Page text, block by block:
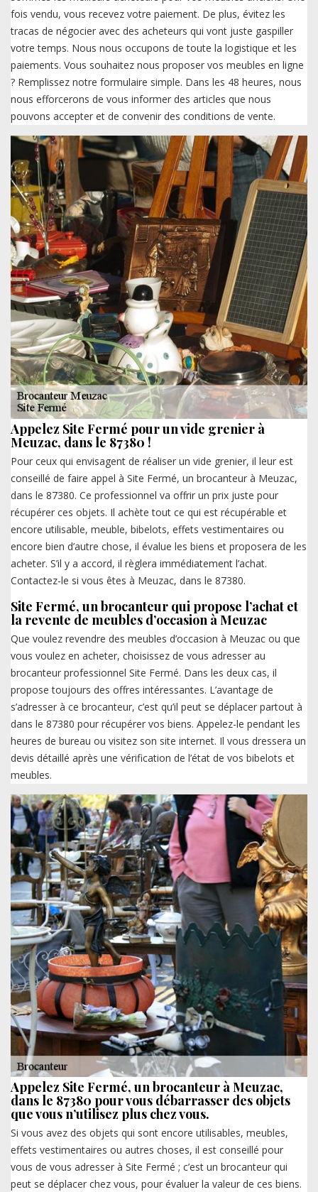
fois vendu, vous recevez votre paiement. De plus, évitez les
tracas de négocier avec des acheteurs qui vont juste gaspiller
votre temps. Nous nous occupons de toute la logistique et les
paiements. Vous souhaitez nous proposer vos meubles en ligne
? Remplissez notre formulaire simple. Dans les 48 heures, nous
nous efforcerons de vous informer des articles que nous
pouvons accepter et de convenir des conditions de vente.
Appelez Site Fermé pour un vide grenier à
Meuzac, dans le 87380 !
Pour ceux qui envisagent de réaliser un vide grenier, il leur est
conseillé de faire appel à Site Fermé, un brocanteur à Meuzac,
dans le 87380. Ce professionnel va offrir un prix juste pour
récupérer ces objets. Il achète tout ce qui est récupérable et
encore utilisable, meuble, bibelots, effets vestimentaires ou
encore bien d’autre chose, il évalue les biens et proposera de les
acheter. S’il y a accord, il règlera immédiatement l’achat.
Contactez-le si vous êtes à Meuzac, dans le 87380.
Site Fermé, un brocanteur qui propose l’achat et
la revente de meubles d’occasion à Meuzac
Que voulez revendre des meubles d’occasion à Meuzac ou que
vous voulez en acheter, choisissez de vous adresser au
brocanteur professionnel Site Fermé. Dans les deux cas, il
propose toujours des offres intéressantes. L’avantage de
s’adresser à ce brocanteur, c’est qu’il peut se déplacer partout à
dans le 87380 pour récupérer vos biens. Appelez-le pendant les
heures de bureau ou visitez son site internet. Il vous dressera un
devis détaillé après une vérification de l’état de vos bibelots et
meubles.
Appelez Site Fermé, un brocanteur à Meuzac,
dans le 87380 pour vous débarrasser des objets
que vous n’utilisez plus chez vous.
Si vous avez des objets qui sont encore utilisables, meubles,
effets vestimentaires ou autres choses, il est conseillé pour
vous de vous adresser à Site Fermé ; c’est un brocanteur qui
peut se déplacer chez vous, pour évaluer la valeur de ces biens.